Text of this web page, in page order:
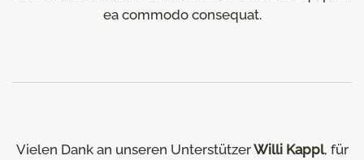
ea commodo consequat.
Vielen Dank an unseren UnterstützerWilli Kappl, für